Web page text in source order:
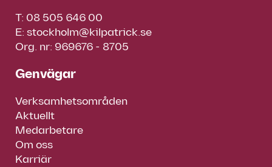
T: 08 505 646 00
E: stockholm@kilpatrick.se
Org. nr: 969676 - 8705
Genvägar
Verksamhetsområden
Aktuellt
Medarbetare
Om oss
Karriär